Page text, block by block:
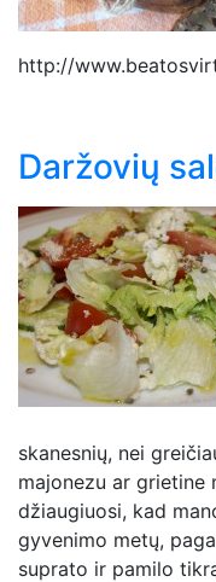
http://
Daržovių
skanesnių, nei
majonezu ar grietine
džiaugiuosi, kad
gyvenimo metų,
suprato ir pamilo